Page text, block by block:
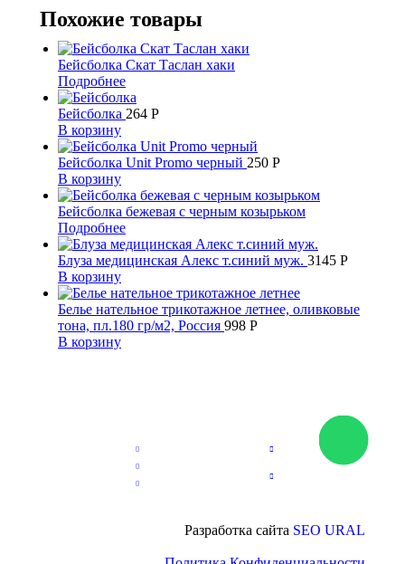
Похожие товары
Бейсболка Скат Таслан хаки
Подробнее
Бейсболка 264 Р
В корзину
Бейсболка Unit Promo черный 250 Р
В корзину
Бейсболка бежевая с черным козырьком
Подробнее
Блуза медицинская Алекс т.синий муж. 3145 Р
В корзину
Белье нательное трикотажное летнее, оливковые
тона, пл.180 гр/м2, Россия 998 Р
В корзину
Разработка сайта SEO URAL